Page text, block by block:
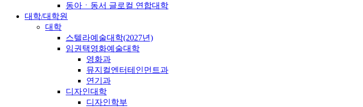
동아ㆍ동서 글로컬 연합대학
대학/대학원
대학
스텔라예술대학(2027년)
임권택영화예술대학
영화과
뮤지컬엔터테인먼트과
연기과
디자인대학
디자인학부